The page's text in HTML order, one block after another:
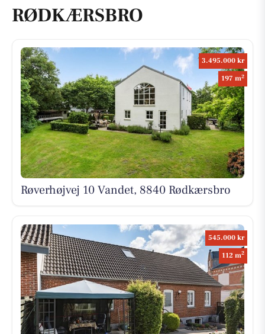
RØDKÆRSBRO
3.495.000 kr
197 m2
Røverhøjvej 10 Vandet, 8840 Rødkærsbro
545.000 kr
112 m2